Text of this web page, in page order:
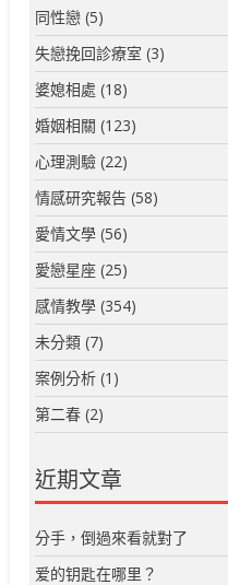
同性戀 (5)
失戀挽回診療室 (3)
婆媳相處 (18)
婚姻相關 (123)
心理測驗 (22)
情感研究報告 (58)
愛情文學 (56)
愛戀星座 (25)
感情教學 (354)
未分類 (7)
案例分析 (1)
第二春 (2)
近期文章
分手，倒過來看就對了
爱的钥匙在哪里？